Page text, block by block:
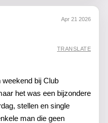
Apr 21 2026
TRANSLATE
bij Club
het was een bijzondere
stellen en single
man die geen